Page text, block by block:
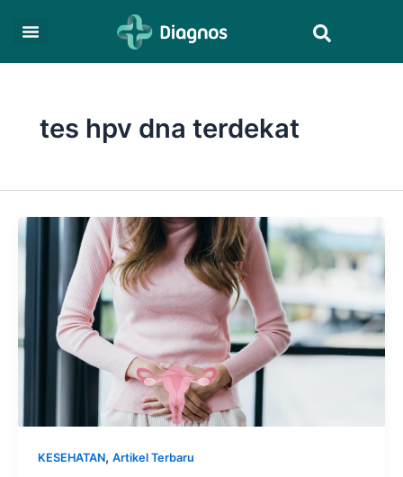
tes hpv dna terdekat
KESEHATAN, Artikel Terbaru